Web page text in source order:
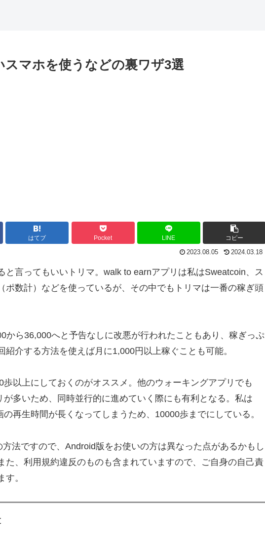
スマホを使うなどの裏ワザ3選
はてブ Pocket LINE コピー
2023.08.05 2024.03.18
と言ってもいいトリマ。walk to earnアプリは私はSweatcoin、ス
ポ数計）などを使っているが、その中でもトリマは一番の稼ぎ頭
から36,000へと予告なしに改悪が行われたこともあり、稼ぎっぷ
紹介する方法を使えば月に1,000円以上稼ぐことも可能。
以上にしておくのがオススメ。他のウォーキングアプリでも
多いため、同時並行的に進めていく際にも有利となる。私は
再生時間が長くなってしまうため、10000歩までにしている。
法ですので、Android版をお使いの方は異なった点があるかもし
た、利用規約違反のものも含まれていますので、ご自身の自己責
。